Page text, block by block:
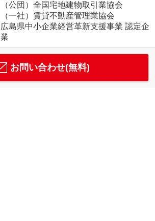
（公団）全国宅地建物取引業協会
（一社）賃貸不動産管理業協会
広島県中小企業経営革新支援事業 認定企
業
お問い合わせ(無料)